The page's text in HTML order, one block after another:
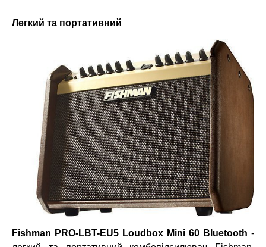
Легкий та портативний
Fishman PRO-LBT-EU5 Loudbox Mini 60 Bluetooth -